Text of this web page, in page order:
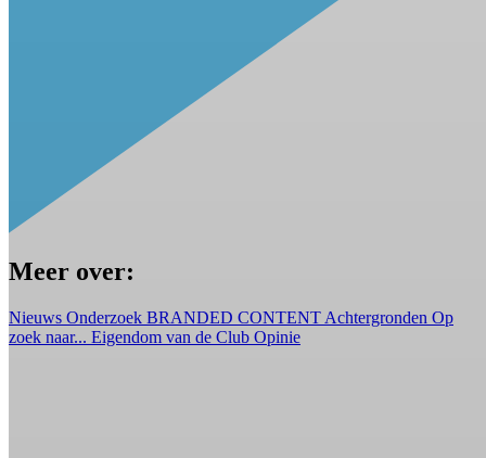
Meer over:
Nieuws Onderzoek BRANDED CONTENT Achtergronden Op
zoek naar... Eigendom van de Club Opinie